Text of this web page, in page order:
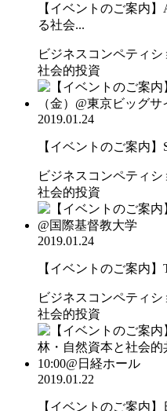
【イベントのご案内
る社会...
ビジネスコンペティシ
社会的投資
2019.01.24
【イベントのご案内
ビジネスコンペティシ
社会的投資
2019.01.24
【イベントのご案内
ビジネスコンペティシ
社会的投資
2019.01.22
【イベントのご案内